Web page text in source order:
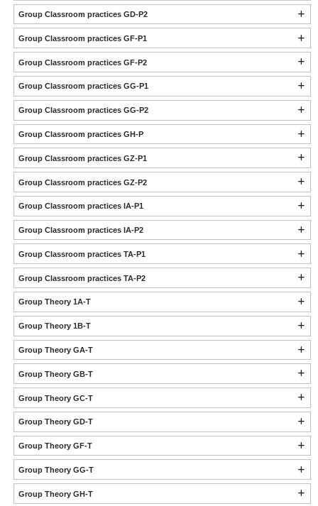
Group Classroom practices GD-P2
Group Classroom practices GF-P1
Group Classroom practices GF-P2
Group Classroom practices GG-P1
Group Classroom practices GG-P2
Group Classroom practices GH-P
Group Classroom practices GZ-P1
Group Classroom practices GZ-P2
Group Classroom practices IA-P1
Group Classroom practices IA-P2
Group Classroom practices TA-P1
Group Classroom practices TA-P2
Group Theory 1A-T
Group Theory 1B-T
Group Theory GA-T
Group Theory GB-T
Group Theory GC-T
Group Theory GD-T
Group Theory GF-T
Group Theory GG-T
Group Theory GH-T